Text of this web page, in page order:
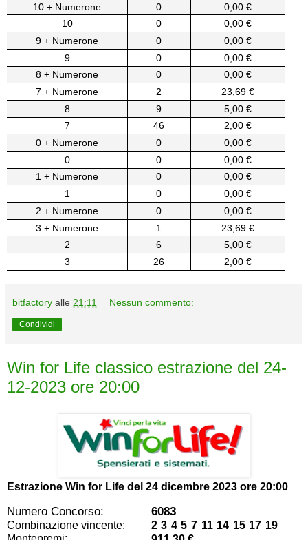
10 + Numerone
0
0,00 €
10
0
0,00 €
9 + Numerone
0
0,00 €
9
0
0,00 €
8 + Numerone
0
0,00 €
7 + Numerone
2
23,69 €
8
9
5,00 €
7
46
2,00 €
0 + Numerone
0
0,00 €
0
0
0,00 €
1 + Numerone
0
0,00 €
1
0
0,00 €
2 + Numerone
0
0,00 €
3 + Numerone
1
23,69 €
2
6
5,00 €
3
26 2,00 €
bitfactory alle 21:11 Nessun commento:
Condividi
Win for Life classico estrazione del 24-
12-2023 ore 20:00
Estrazione Win for Life del 24 dicembre 2023 ore 20:00
Numero Concorso: 6083
Combinazione vincente:
2 3 4 5 7 11 14 15 17 19